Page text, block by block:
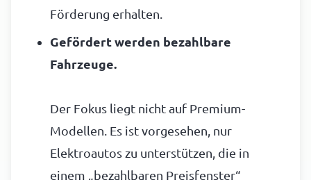
Förderung erhalten.
Gefördert werden bezahlbare
Fahrzeuge.
Der Fokus liegt nicht auf Premium-
Modellen. Es ist vorgesehen, nur
Elektroautos zu unterstützen, die in
einem „bezahlbaren Preisfenster“